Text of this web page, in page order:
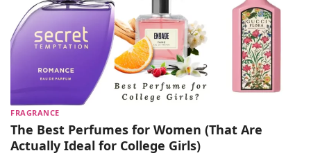
LIFESTYLE
FASHION & STYLE
CONTACT NAME IDEAS
FRAGRANCE
The Best Perfumes for Women (That Are
Actually Ideal for College Girls)